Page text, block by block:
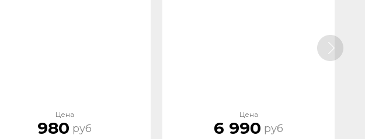
Цена
980 руб
Цена
6 990 руб